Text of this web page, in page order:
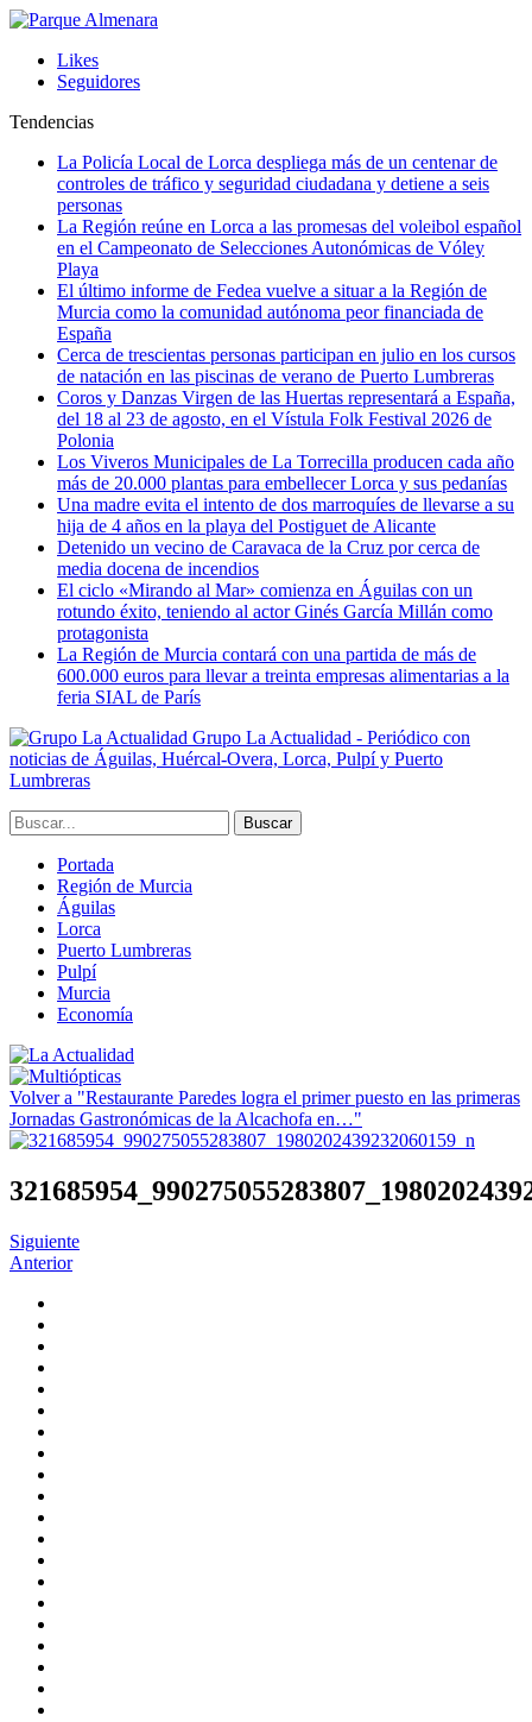
Likes
Seguidores
Tendencias
La Policía Local de Lorca despliega más de un centenar de
controles de tráfico y seguridad ciudadana y detiene a seis
personas
La Región reúne en Lorca a las promesas del voleibol español
en el Campeonato de Selecciones Autonómicas de Vóley
Playa
El último informe de Fedea vuelve a situar a la Región de
Murcia como la comunidad autónoma peor financiada de
España
Cerca de trescientas personas participan en julio en los cursos
de natación en las piscinas de verano de Puerto Lumbreras
Coros y Danzas Virgen de las Huertas representará a España,
del 18 al 23 de agosto, en el Vístula Folk Festival 2026 de
Polonia
Los Viveros Municipales de La Torrecilla producen cada año
más de 20.000 plantas para embellecer Lorca y sus pedanías
Una madre evita el intento de dos marroquíes de llevarse a su
hija de 4 años en la playa del Postiguet de Alicante
Detenido un vecino de Caravaca de la Cruz por cerca de
media docena de incendios
El ciclo «Mirando al Mar» comienza en Águilas con un
rotundo éxito, teniendo al actor Ginés García Millán como
protagonista
La Región de Murcia contará con una partida de más de
600.000 euros para llevar a treinta empresas alimentarias a la
feria SIAL de París
Grupo La Actualidad - Periódico con
noticias de Águilas, Huércal-Overa, Lorca, Pulpí y Puerto
Lumbreras
Portada
Región de Murcia
Águilas
Lorca
Puerto Lumbreras
Pulpí
Murcia
Economía
Volver a "Restaurante Paredes logra el primer puesto en las primeras
Jornadas Gastronómicas de la Alcachofa en…"
Siguiente
Anterior